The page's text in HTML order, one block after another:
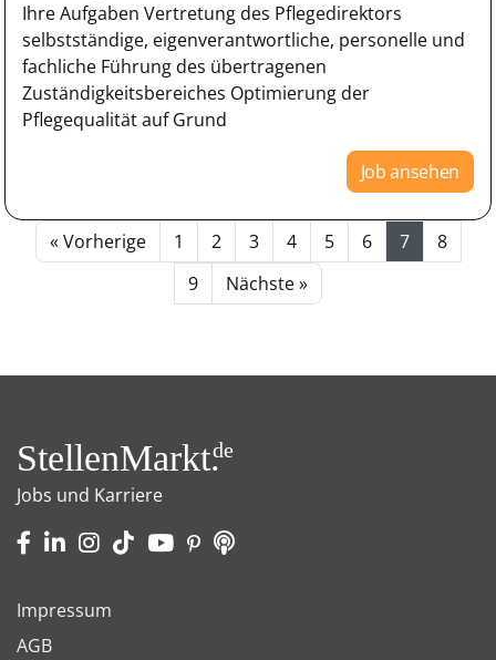
Ihre Aufgaben Vertretung des Pflegedirektors
selbstständige, eigenverantwortliche, personelle und
fachliche Führung des übertragenen
Zuständigkeitsbereiches Optimierung der
Pflegequalität auf Grund
Job ansehen
« Vorherige 1 2 3 4 5 6 7
8
9
Nächste »
StellenMarkt.de
Jobs und Karriere
Impressum
AGB